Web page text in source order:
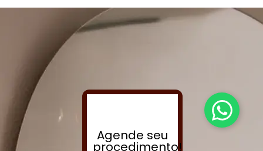
Agende seu
procedimento!